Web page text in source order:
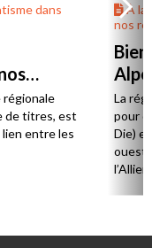
dans
régionale
de titres, est
entre les
À la
nos
La
pour
Die)
ouest,